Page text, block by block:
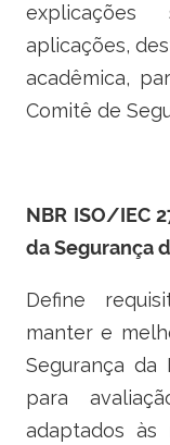
Ministério do Meio
Ministério do Esporte
Ministério dos Direitos
Gabinete de Segurança
aplicações,
acadêmica,
Comitê de
NBR ISO/IEC
da Segurança
Define
manter e
Segurança da
para
adaptados às